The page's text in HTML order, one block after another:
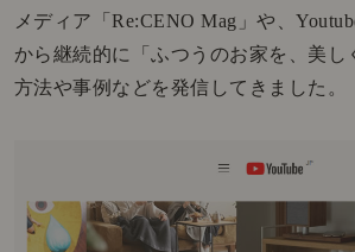
メディア「Re:CENO Mag」や、
から継続的に「ふつうのお家を、美し
方法や事例などを発信してきました。